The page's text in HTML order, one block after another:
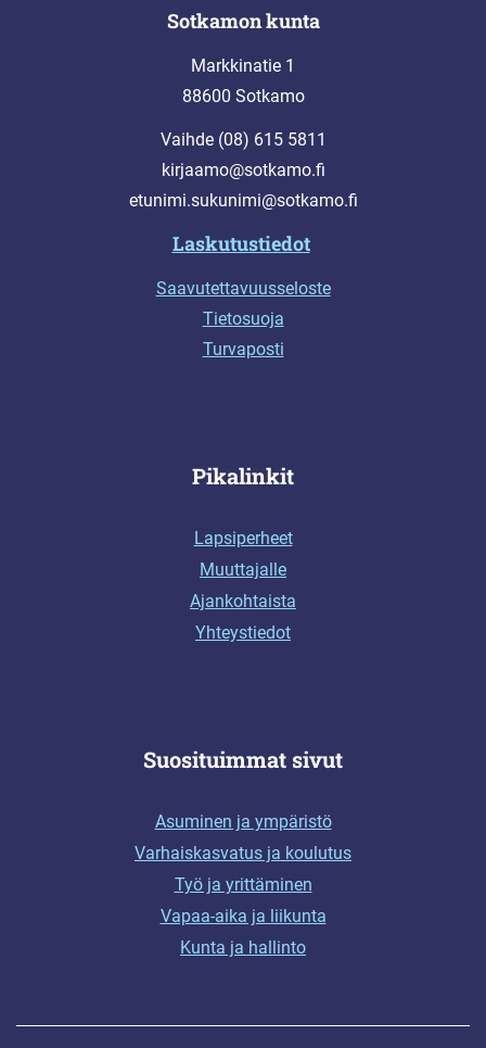
Sotkamon kunta
Markkinatie 1
88600 Sotkamo
Vaihde (08) 615 5811
kirjaamo@sotkamo.fi
etunimi.sukunimi@sotkamo.fi
Laskutustiedot
Saavutettavuusseloste
Tietosuoja
Turvaposti
Pikalinkit
Lapsiperheet
Muuttajalle
Ajankohtaista
Yhteystiedot
Suosituimmat sivut
Asuminen ja ympäristö
Varhaiskasvatus ja koulutus
Työ ja yrittäminen
Vapaa-aika ja liikunta
Kunta ja hallinto